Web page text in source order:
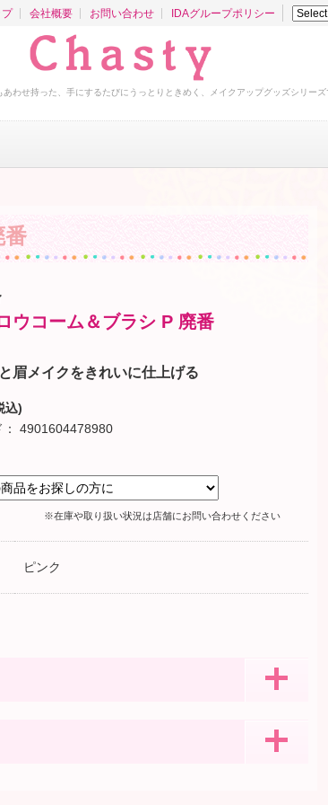
わせ持った、手にするたびにうっとりときめく、メイクアップグッズシリー
プ 会社概要 お問い合わせ IDAグループポリシー
番
ウコーム＆ブラシ P 廃番
眉メイクをきれいに仕上げる
込)
： 4901604478980
※在庫や取り扱い状況は店舗にお問い合わせください
ピンク